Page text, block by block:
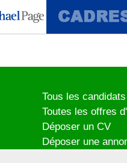
Tous les candidats
Toutes les offres
Déposer un CV
Déposer une